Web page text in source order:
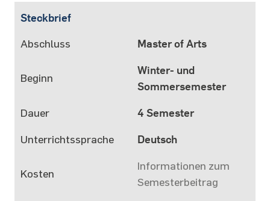
Steckbrief
Abschluss Master of Arts
Beginn
Winter- und
Sommersemester
Dauer 4 Semester
Unterrichtssprache Deutsch
Kosten
Informationen zum
Semesterbeitrag